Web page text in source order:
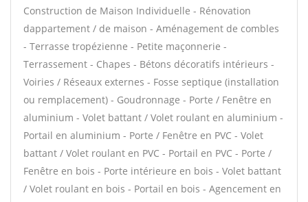
Construction de Maison Individuelle - Rénovation
dappartement / de maison - Aménagement de combles
- Terrasse tropézienne - Petite maçonnerie -
Terrassement - Chapes - Bétons décoratifs intérieurs -
Voiries / Réseaux externes - Fosse septique (installation
ou remplacement) - Goudronnage - Porte / Fenêtre en
aluminium - Volet battant / Volet roulant en aluminium -
Portail en aluminium - Porte / Fenêtre en PVC - Volet
battant / Volet roulant en PVC - Portail en PVC - Porte /
Fenêtre en bois - Porte intérieure en bois - Volet battant
/ Volet roulant en bois - Portail en bois - Agencement en